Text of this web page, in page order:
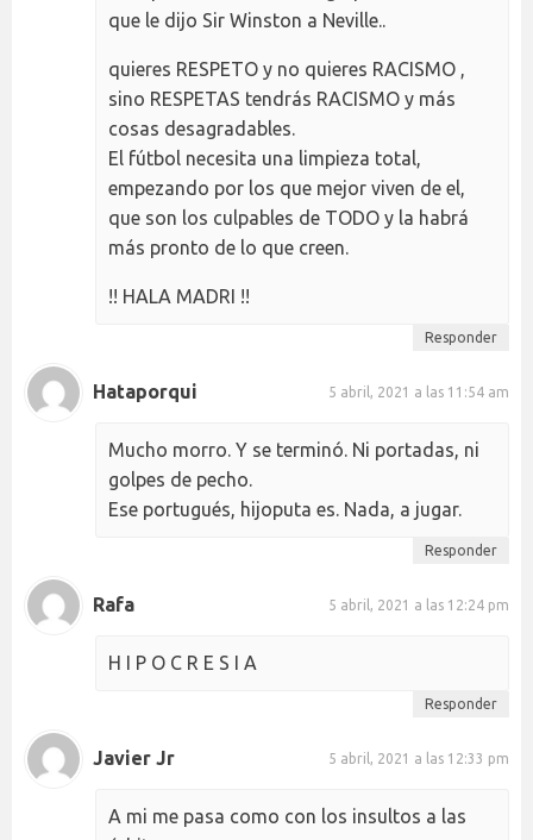
que le dijo Sir Winston a Neville..
quieres RESPETO y no quieres RACISMO ,
sino RESPETAS tendrás RACISMO y más
cosas desagradables.
El fútbol necesita una limpieza total,
empezando por los que mejor viven de el,
que son los culpables de TODO y la habrá
más pronto de lo que creen.
!! HALA MADRI !!
Responder
Hataporqui 5 abril, 2021 a las 11:54 am
Mucho morro. Y se terminó. Ni portadas, ni
golpes de pecho.
Ese portugués, hijoputa es. Nada, a jugar.
Responder
Rafa 5 abril, 2021 a las 12:24 pm
H I P O C R E S I A
Responder
Javier Jr 5 abril, 2021 a las 12:33 pm
A mi me pasa como con los insultos a las